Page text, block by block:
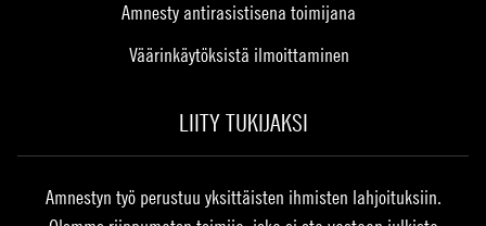
Amnesty antirasistisena toimijana
Väärinkäytöksistä ilmoittaminen
LIITY TUKIJAKSI
Amnestyn työ perustuu yksittäisten ihmisten lahjoituksiin.